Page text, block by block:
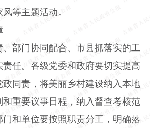
等主题活动。
部门协同配合、市县抓落实的工
任。各级党委和政府要切实提高
同责，将美丽乡村建设纳入本地
重要议事日程，纳入督查考核范
门和单位要按照职责分工，明确落